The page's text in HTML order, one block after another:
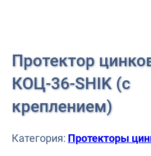
Протектор
КОЦ-36-SHIK (с
креплением)
Категория: Протекторы